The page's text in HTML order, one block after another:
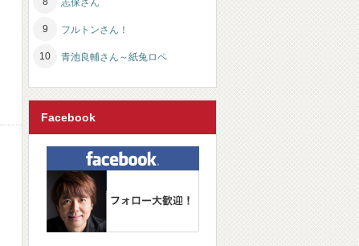
志保さん
フルトンさん！
青池良輔さん～紙兔ロペ
Facebook